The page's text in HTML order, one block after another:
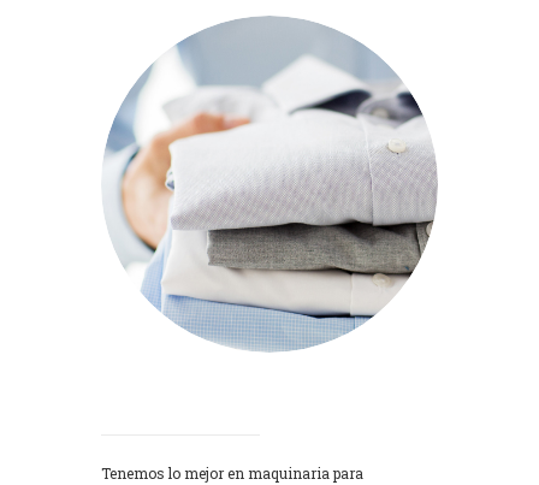
Tenemos lo mejor en maquinaria para